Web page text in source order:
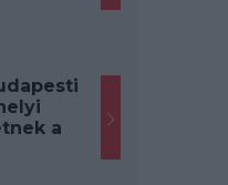
a